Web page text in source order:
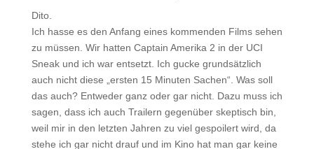
Dito.
Ich hasse es den Anfang eines kommenden Films sehen
zu müssen. Wir hatten Captain Amerika 2 in der UCI
Sneak und ich war entsetzt. Ich gucke grundsätzlich
auch nicht diese „ersten 15 Minuten Sachen“. Was soll
das auch? Entweder ganz oder gar nicht. Dazu muss ich
sagen, dass ich auch Trailern gegenüber skeptisch bin,
weil mir in den letzten Jahren zu viel gespoilert wird, da
stehe ich gar nicht drauf und im Kino hat man gar keine